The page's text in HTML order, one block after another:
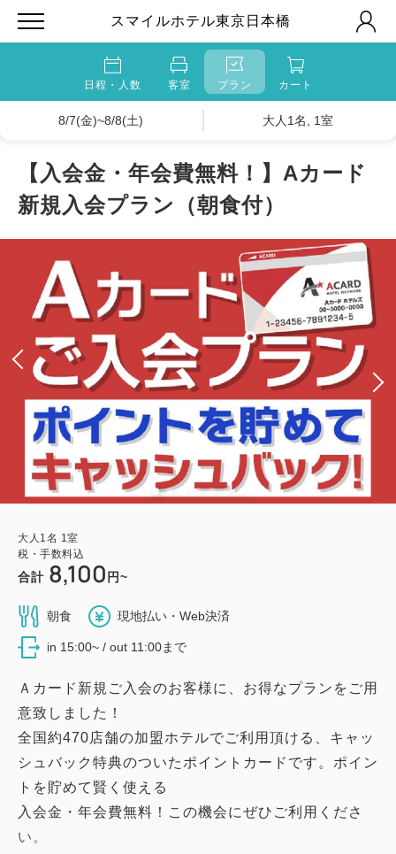
スマイルホテル東京日本橋
日程・人数 客室 プラン カート
8/7(金)~8/8(土) 大人1名, 1室
【入会金・年会費無料！】Aカード
新規入会プラン（朝食付）
大人 1 名 1 室
税・手数料込
合計 8,100 円~
朝食 現地払い・Web決済
in 15:00~ / out 11:00まで
Ａカード新規ご入会のお客様に、お得なプランをご用
意致しました！
全国約470店舗の加盟ホテルでご利用頂ける、キャッ
シュバック特典のついたポイントカードです。ポイン
トを貯めて賢く使える
入会金・年会費無料！この機会にぜひご利用くださ
い。